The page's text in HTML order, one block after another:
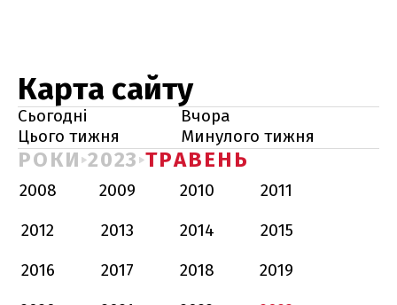
Карта сайту
Сьогодні
Вчора
Цього тижня
Минулого тижня
РОКИ 2023 ТРАВЕНЬ
2008 2009 2010
2011
2012
2013 2014
2015
2016
2017 2018
2019